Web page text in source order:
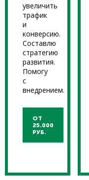
увеличить
трафик
и
конверсию.
Составлю
стратегию
развития.
Помогу
с
внедрением.
ОТ
25.000
РУБ.